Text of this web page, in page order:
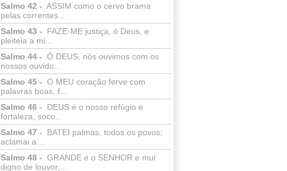
Salmo 42 - ASSIM como o cervo brama
pelas correntes...
Salmo 43 -
FAZE-ME justiça, ó Deus, e
pleiteia a mi...
Salmo 44 - Ó DEUS, nós ouvimos com os
nossos ouvido...
Salmo 45 - O MEU coração ferve com
palavras boas, f...
Salmo 46 -
DEUS é o nosso refúgio e
fortaleza, soco...
Salmo 47 -
BATEI palmas, todos os povos;
aclamai a ...
Salmo 48 - GRANDE é o SENHOR e mui
digno de louvor,...